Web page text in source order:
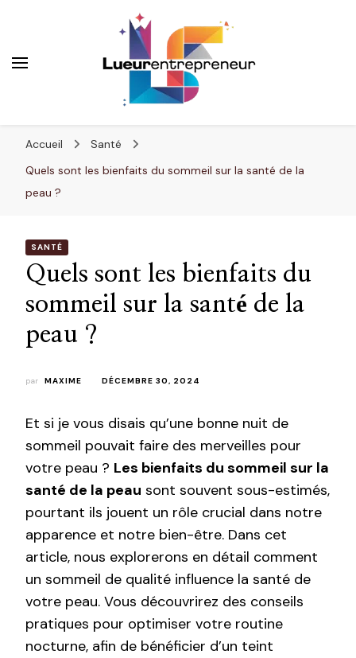
Accueil
Santé
Quels sont les bienfaits du sommeil sur la santé de la
peau ?
SANTÉ
Quels sont les bienfaits du
sommeil sur la santé de la
peau ?
par MAXIME DÉCEMBRE 30, 2024
Et si je vous disais qu’une bonne nuit de
sommeil pouvait faire des merveilles pour
votre peau ? Les bienfaits du sommeil sur la
santé de la peau sont souvent sous-estimés,
pourtant ils jouent un rôle crucial dans notre
apparence et notre bien-être. Dans cet
article, nous explorerons en détail comment
un sommeil de qualité influence la santé de
votre peau. Vous découvrirez des conseils
pratiques pour optimiser votre routine
nocturne, afin de bénéficier d’un teint